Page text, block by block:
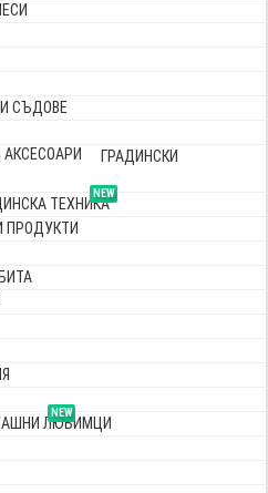
СЪДОВЕ
ГРАДИНСКИ
NEW
ТЕХНИКА
ПРОДУКТИ
NEW
ЛЮБИМЦИ